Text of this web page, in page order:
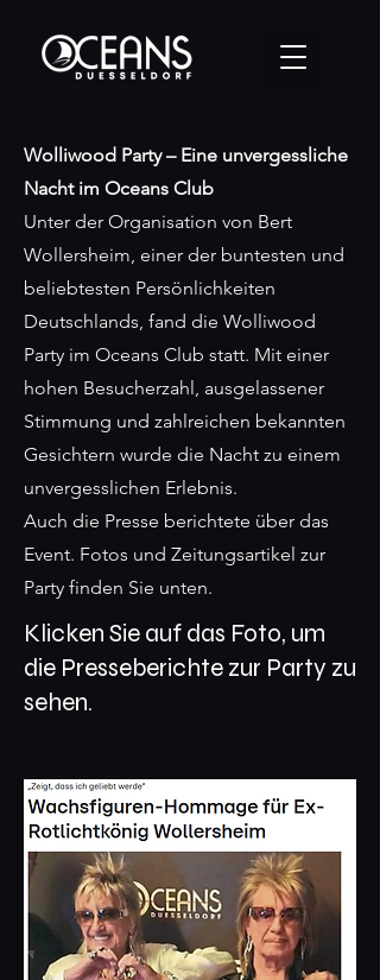
Wolliwood Party – Eine unvergessliche
Nacht im Oceans Club
Unter der Organisation von Bert
Wollersheim, einer der buntesten und
beliebtesten Persönlichkeiten
Deutschlands, fand die Wolliwood
Party im Oceans Club statt. Mit einer
hohen Besucherzahl, ausgelassener
Stimmung und zahlreichen bekannten
Gesichtern wurde die Nacht zu einem
unvergesslichen Erlebnis.
Auch die Presse berichtete über das
Event. Fotos und Zeitungsartikel zur
Party finden Sie unten.
Klicken Sie auf das Foto, um
die Presseberichte zur Party zu
sehen.